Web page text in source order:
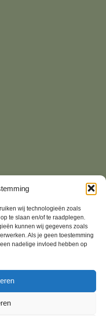
wij technologieën zoals
te slaan en/of te raadplegen.
kunnen wij gegevens zoals
Als je geen toestemming
nadelige invloed hebben op
Noord- Brabant